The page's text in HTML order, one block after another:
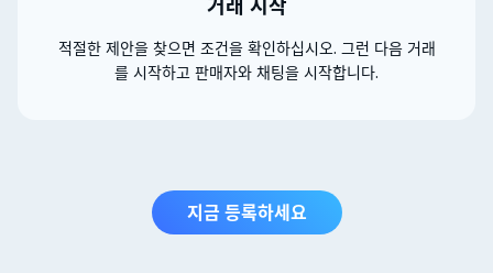
적절한 제안을 찾으면 조건을 확인하십시오. 그런 다음 거래
를 시작하고 판매자와 채팅을 시작합니다.
지금 등록하세요